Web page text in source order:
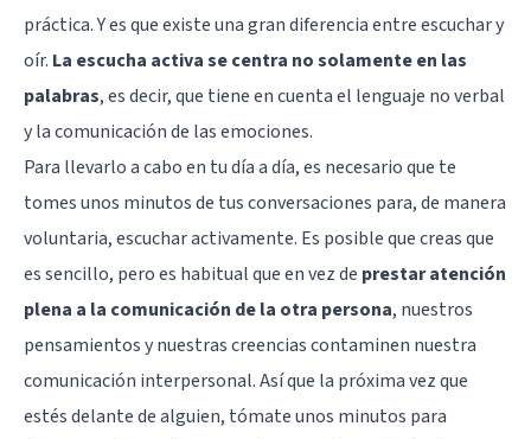
práctica. Y es que existe una gran diferencia entre escuchar y
oír. La escucha activa se centra no solamente en las
palabras, es decir, que tiene en cuenta el lenguaje no verbal
y la comunicación de las emociones.
Para llevarlo a cabo en tu día a día, es necesario que te
tomes unos minutos de tus conversaciones para, de manera
voluntaria, escuchar activamente. Es posible que creas que
es sencillo, pero es habitual que en vez de prestar atención
plena a la comunicación de la otra persona, nuestros
pensamientos y nuestras creencias contaminen nuestra
comunicación interpersonal. Así que la próxima vez que
estés delante de alguien, tómate unos minutos para